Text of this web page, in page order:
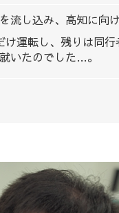
流し込み、高知に向
け運転し、残りは同
いたのでした…。